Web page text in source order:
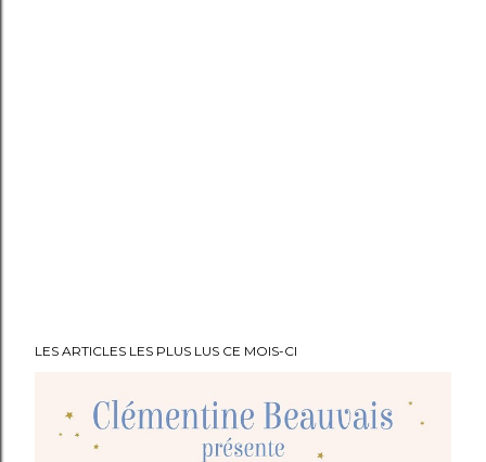
LES ARTICLES LES PLUS LUS CE MOIS-CI